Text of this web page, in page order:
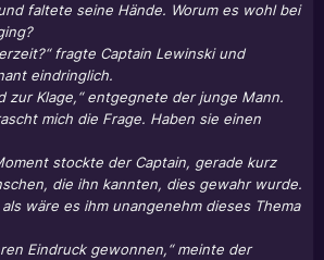
faltete seine Hände. Worum es wohl bei
fragte Captain Lewinski und
eindringlich.
zur Klage,“ entgegnete der junge Mann.
mich die Frage. Haben sie einen
stockte der Captain, gerade kurz
die ihn kannten, dies gewahr wurde.
wäre es ihm unangenehm dieses Thema
Eindruck gewonnen,“ meinte der